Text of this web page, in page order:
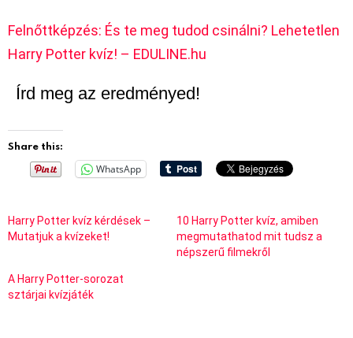
Felnőttképzés: És te meg tudod csinálni? Lehetetlen
Harry Potter kvíz! – EDULINE.hu
Írd meg az eredményed!
Share this:
WhatsApp
Harry Potter kvíz kérdések –
Mutatjuk a kvízeket!
10 Harry Potter kvíz, amiben
megmutathatod mit tudsz a
népszerű filmekről
A Harry Potter-sorozat
sztárjai kvízjáték